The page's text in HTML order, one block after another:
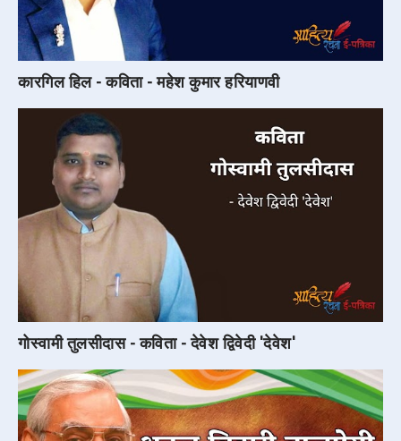
कारगिल हिल - कविता - महेश कुमार हरियाणवी
गोस्वामी तुलसीदास - कविता - देवेश द्विवेदी 'देवेश'